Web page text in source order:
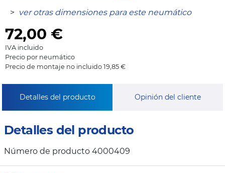
> ver otras dimensiones para este neumático
72,00 €
IVA incluido
Precio por neumático
Precio de montaje no incluido 19,85 €
Detalles del producto Opinión del cliente
Detalles del producto
Número de producto 4000409